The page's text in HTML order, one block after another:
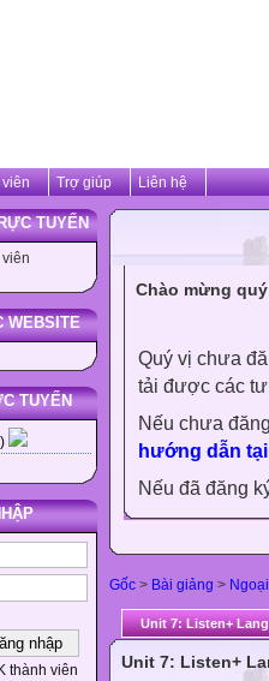
viên Trợ giúp Liên hệ
TUYẾN
WEBSITE
TUYẾN
thành viên
Chào mừng
Quý vị chưa
tải được các
Nếu chưa
hướng dẫn
Nếu đã đăng
Gốc > Bài giảng >
Unit 7: Listen+
Unit 7: Listen+